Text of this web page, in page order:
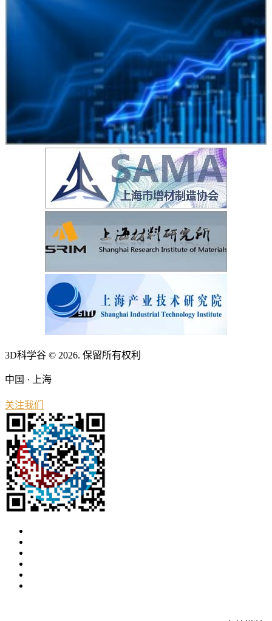
3D科学谷 © 2026. 保留所有权利
中国 · 上海
关注我们